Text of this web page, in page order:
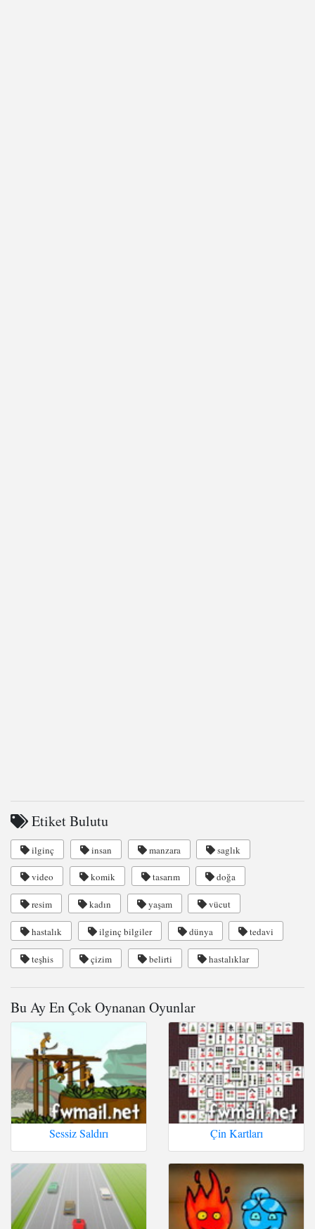
Etiket Bulutu
ilginç insan manzara saglık
video komik tasarım doğa
resim kadın yaşam vücut
hastalık ilginç bilgiler dünya tedavi
teşhis çizim belirti hastalıklar
Bu Ay En Çok Oynanan Oyunlar
Sessiz Saldırı Çin Kartları